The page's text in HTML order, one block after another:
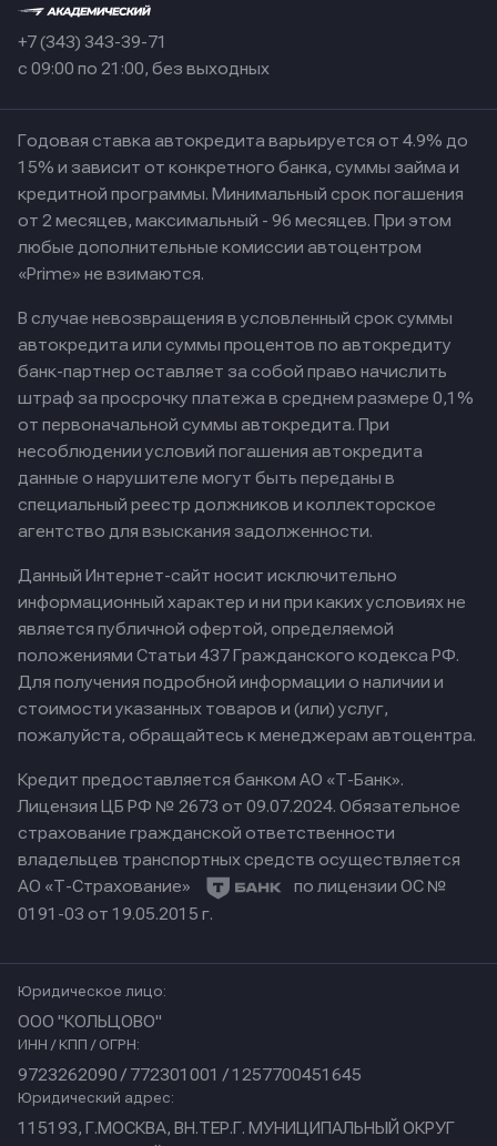
+7 (343) 343-39-71
с 09:00 по 21:00, без выходных
Годовая ставка автокредита варьируется от 4.9% до
15% и зависит от конкретного банка, суммы займа и
кредитной программы. Минимальный срок погашения
от 2 месяцев, максимальный - 96 месяцев. При этом
любые дополнительные комиссии автоцентром
«Prime» не взимаются.
В случае невозвращения в условленный срок суммы
автокредита или суммы процентов по автокредиту
банк-партнер оставляет за собой право начислить
штраф за просрочку платежа в среднем размере 0,1%
от первоначальной суммы автокредита. При
несоблюдении условий погашения автокредита
данные о нарушителе могут быть переданы в
специальный реестр должников и коллекторское
агентство для взыскания задолженности.
Данный Интернет-сайт носит исключительно
информационный характер и ни при каких условиях не
является публичной офертой, определяемой
положениями Статьи 437 Гражданского кодекса РФ.
Для получения подробной информации о наличии и
стоимости указанных товаров и (или) услуг,
пожалуйста, обращайтесь к менеджерам автоцентра.
Кредит предоставляется банком АО «Т-Банк».
Лицензия ЦБ РФ № 2673 от 09.07.2024. Обязательное
страхование гражданской ответственности
владельцев транспортных средств осуществляется
АО «Т-Страхование»
по лицензии ОС №
0191-03 от 19.05.2015 г.
Юридическое лицо:
ООО "КОЛЬЦОВО"
ИНН / КПП / ОГРН:
9723262090 / 772301001 / 1257700451645
Юридический адрес:
115193, Г.МОСКВА, ВН.ТЕР.Г. МУНИЦИПАЛЬНЫЙ ОКРУГ